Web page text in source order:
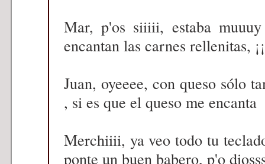
Mar, p'os siiiii, estaba
encantan las carnes rellenitas,
Juan, oyeeee, con queso sólo
, si es que el queso me encanta
Merchiiii, ya veo todo tu
ponte un buen babero, p'o